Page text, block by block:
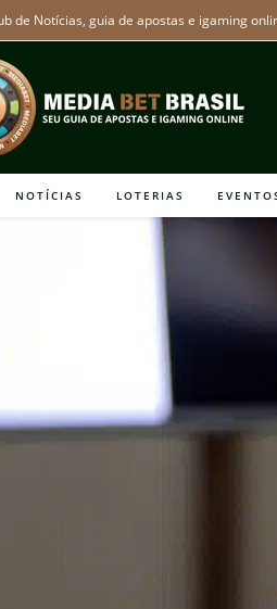
de Notícias, guia de apostas e igaming
NOTÍCIAS LOTERIAS